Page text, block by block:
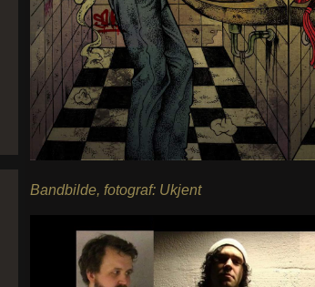
Bandbilde, fotograf: Ukjent